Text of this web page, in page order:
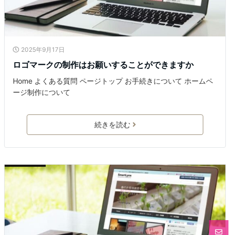
2025年9月17日
ロゴマークの制作はお願いすることができますか
Home よくある質問 ページトップ お手続きについて ホームペ
ージ制作について
続きを読む